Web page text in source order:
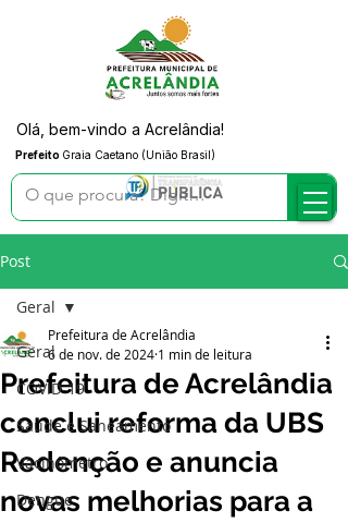
Prefeito Graia Caetano (União Brasil)
Olá, bem-vindo a Acrelândia!
Post
Geral
COVID-19
Saúde e Saneamento
Vacinômetro
Dengue
Geral
Prefeitura de Acrelândia
conclui reforma da UBS
Redenção e anuncia
novas melhorias para a
Prefeitura de Acrelândia
6 de nov. de 2024 1 min de leitura